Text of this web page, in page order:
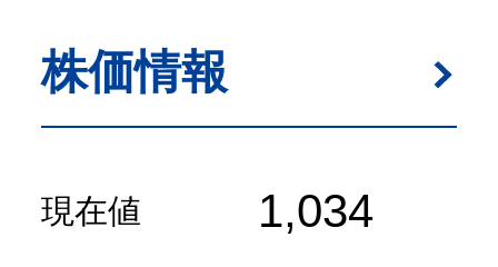
株価情報
現在値 1,034